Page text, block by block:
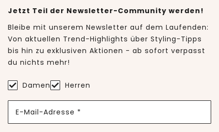
Jetzt Teil der Newsletter-Community werden!
Bleibe mit unserem Newsletter auf dem Laufenden:
Von aktuellen Trend-Highlights über Styling-Tipps
bis hin zu exklusiven Aktionen - ab sofort verpasst
du nichts mehr!
Damen Herren
E-Mail-Adresse *